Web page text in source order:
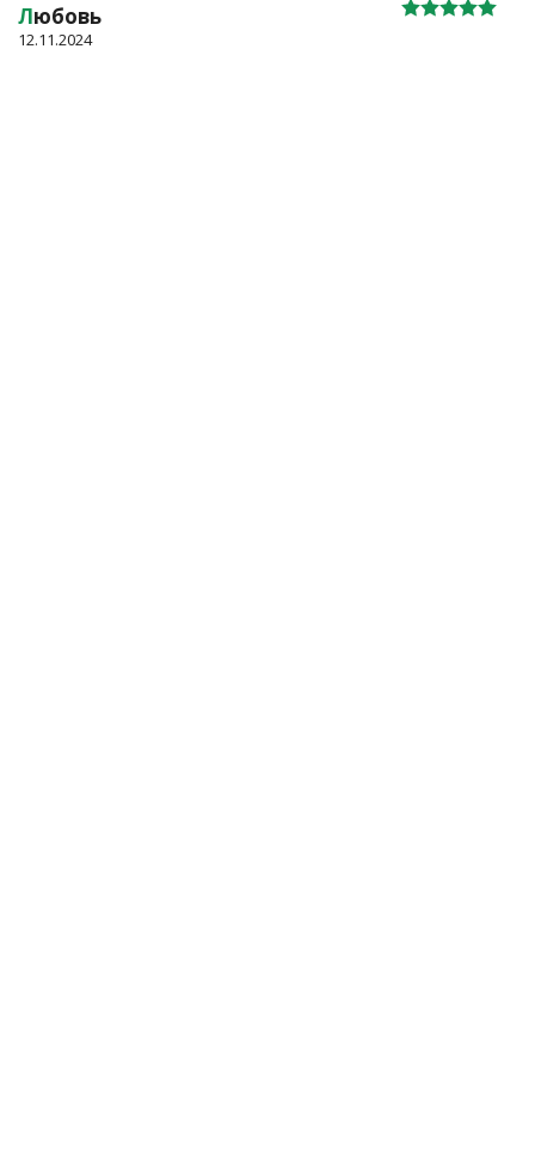
Любовь
12.11.2024